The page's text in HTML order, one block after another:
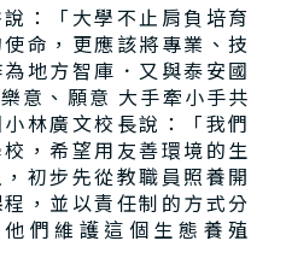
：「大學不止肩負培育
命，更應該將專業、技
地方智庫．又與泰安國
意、願意 大手牽小手共
林廣文校長說：「我們
，希望用友善環境的生
初步先從教職員照養開
，並以責任制的方式分
們維護這個生態養殖